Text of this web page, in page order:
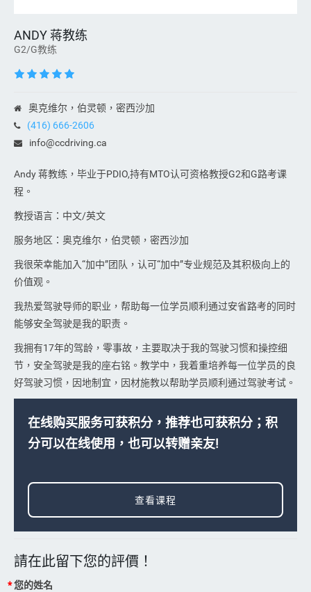
ANDY 蒋教练
G2/G教练
奥克维尔，伯灵顿，密西沙加
(416) 666-2606
info@ccdriving.ca
Andy 蒋教练，毕业于PDIO,持有MTO认可资格教授G2和G路考课
程。
教授语言：中文/英文
服务地区：奥克维尔，伯灵顿，密西沙加
我很荣幸能加入“加中”团队，认可“加中”专业规范及其积极向上的
价值观。
我热爱驾驶导师的职业，帮助每一位学员顺利通过安省路考的同时
能够安全驾驶是我的职责。
我拥有17年的驾龄，零事故，主要取决于我的驾驶习惯和操控细
节，安全驾驶是我的座右铭。教学中，我着重培养每一位学员的良
好驾驶习惯，因地制宜，因材施教以帮助学员顺利通过驾驶考试。
在线购买服务可获积分，推荐也可获积分；积
分可以在线使用，也可以转赠亲友!
查看课程
請在此留下您的評價！
您的姓名